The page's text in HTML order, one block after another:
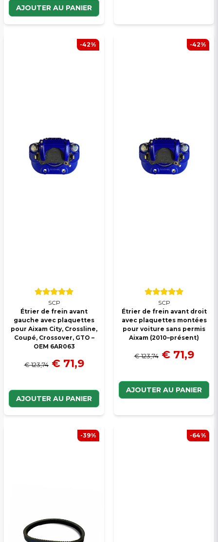
AJOUTER AU PANIER
SCP
Étrier de frein avant
gauche avec plaquettes
pour Aixam City, Crossline,
Coupé, Crossover, GTO –
OEM 6AR063
€ 123,74 € 71,9
AJOUTER AU PANIER
-42%
SCP
Étrier de frein avant droit
avec plaquettes montées
pour voiture sans permis
Aixam (2010–présent)
€ 123,74 € 71,9
AJOUTER AU PANIER
-42%
-39% -64%